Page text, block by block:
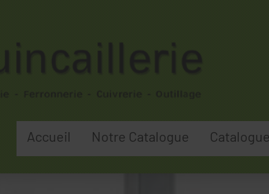
Accueil Notre Catalogue